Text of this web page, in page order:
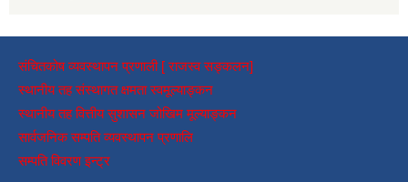
संचितकोष व्यवस्थापन प्रणाली [ राजस्व सङ्कलन]
स्थानीय तह संस्थागत क्षमता स्वमूल्याङ्कन
स्थानीय तह वित्तीय सुशासन जोखिम मूल्याङ्कन
सार्वजनिक सम्पति व्यवस्थापन प्रणालि
सम्पति विवरण इन्ट्र